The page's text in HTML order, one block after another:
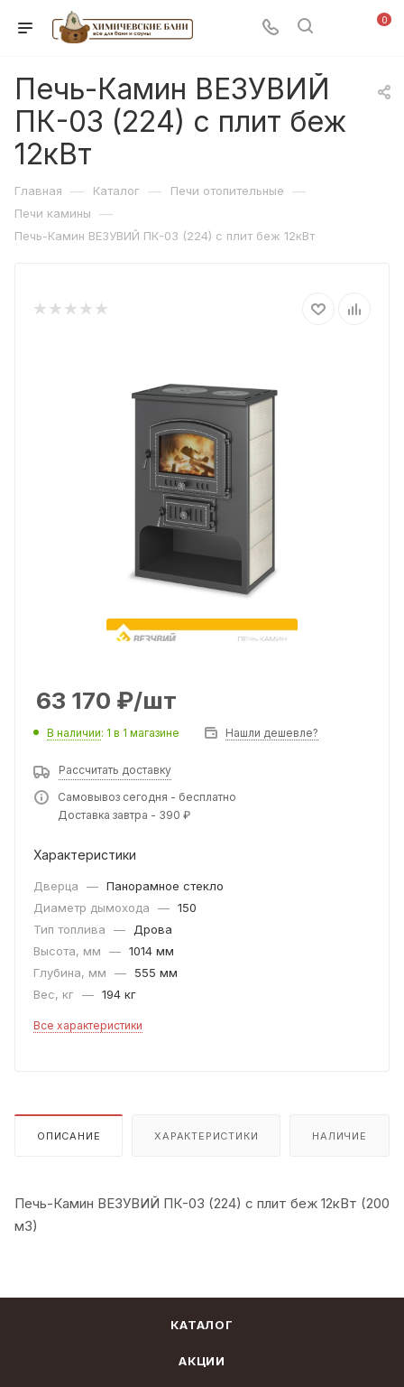
0
Печь-Камин ВЕЗУВИЙ
ПК-03 (224) с плит беж
12кВт
Главная — Каталог — Печи отопительные —
Печи камины —
Печь-Камин ВЕЗУВИЙ ПК-03 (224) с плит беж 12кВт
63 170 ₽/шт
В наличии: 1 в 1 магазине Нашли дешевле?
Рассчитать доставку
Самовывоз сегодня - бесплатно
Доставка завтра - 390 ₽
Характеристики
Дверца — Панорамное стекло
Диаметр дымохода
— 150
Тип топлива
—
Дрова
Высота, мм
— 1014 мм
Глубина, мм
—
555 мм
Вес, кг — 194 кг
Все характеристики
ОПИСАНИЕ ХАРАКТЕРИСТИКИ НАЛИЧИЕ
Печь-Камин ВЕЗУВИЙ ПК-03 (224) с плит беж 12кВт (200
м3)
КАТАЛОГ
АКЦИИ